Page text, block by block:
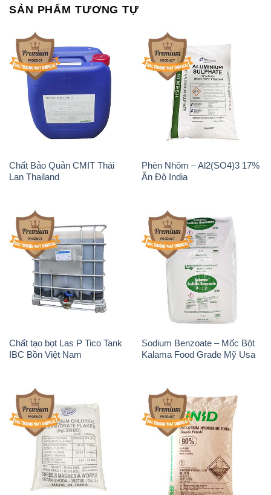
SẢN PHẨM TƯƠNG TỰ
Chất Bảo Quản CMIT Thái
Lan Thailand
Phèn Nhôm – Al2(SO4)3 17%
Ấn Độ India
Chất tạo bọt Las P Tico Tank
IBC Bồn Việt Nam
Sodium Benzoate – Mốc Bột
Kalama Food Grade Mỹ Usa